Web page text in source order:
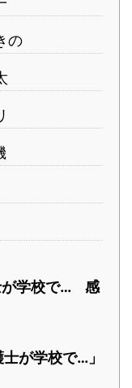
の
が学校で… 感
が学校で…」